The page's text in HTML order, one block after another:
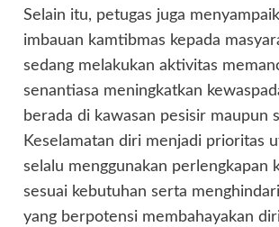
Selain itu, petugas juga
imbauan kamtibmas kepada
sedang melakukan aktivitas
senantiasa meningkatkan
berada di kawasan pesisir maupun
Keselamatan diri menjadi prioritas
selalu menggunakan perlengkapan
sesuai kebutuhan serta
yang berpotensi membahayakan